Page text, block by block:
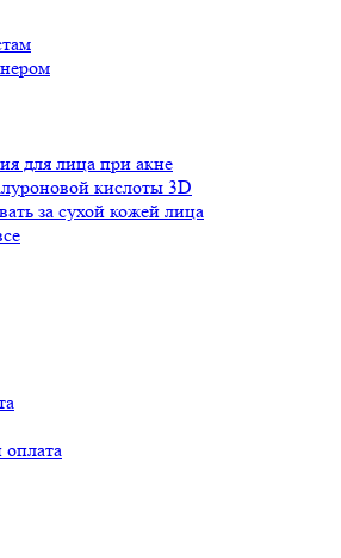
для лица при акне
кислоты 3D
за сухой кожей лица
оплата